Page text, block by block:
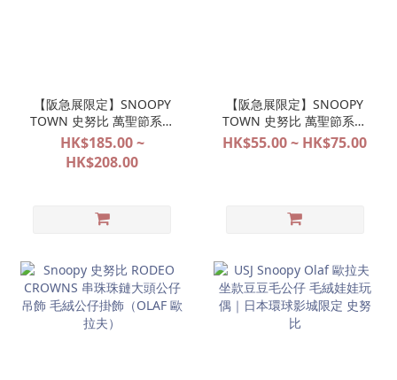
【阪急展限定】SNOOPY
TOWN 史努比 萬聖節系列
（先行預購 8月11日截
單）
HK$185.00 ~
HK$208.00
【阪急展限定】SNOOPY
TOWN 史努比 萬聖節系列
（先行預購 8月11日截
HK$55.00 ~ HK$75.00